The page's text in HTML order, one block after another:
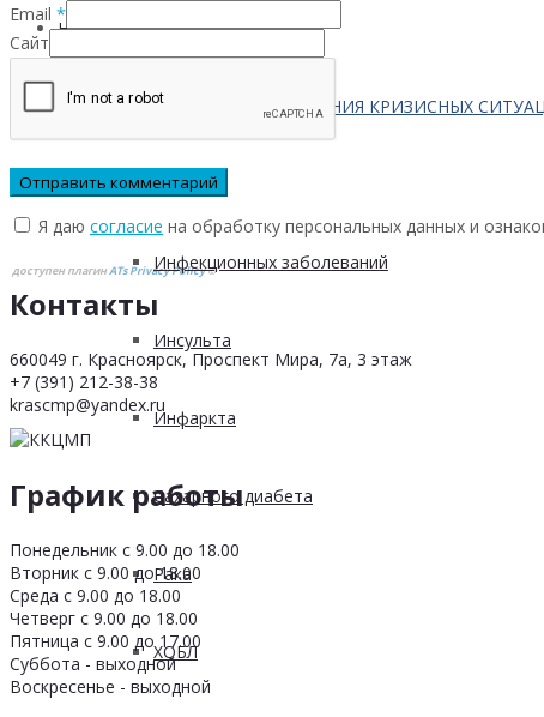
Населению
ПО ВОПРОСАМ ПРЕОДОЛЕНИЯ КРИЗИСНЫХ
Профилактика
Инфекционных заболеваний
Инсульта
Инфаркта
Сахарного диабета
Рака
ХОБЛ
Email *
Сайт
Я даю согласие на обработку персональных данных и
доступен плагинATs Privacy Policy©
Контакты
660049 г. Красноярск, Проспект Мира, 7а, 3 этаж
+7 (391) 212-38-38
krascmp@yandex.ru
График работы
Понедельник с 9.00 до 18.00
Вторник с 9.00 до 18.00
Среда с 9.00 до 18.00
Четверг с 9.00 до 18.00
Пятница с 9.00 до 17.00
Суббота - выходной
Воскресенье - выходной